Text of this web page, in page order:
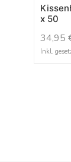
x 50
34,95
Inkl.